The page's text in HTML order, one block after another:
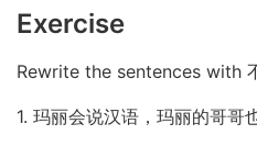
Exercise
Rewrite the sentences with
1. 玛丽会说汉语，玛丽的哥哥